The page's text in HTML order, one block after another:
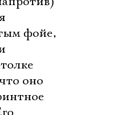
фойе,
оно